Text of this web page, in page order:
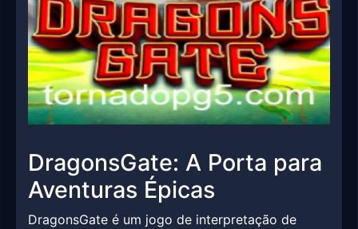
DragonsGate: A Porta para
Aventuras Épicas
DragonsGate é um jogo de interpretação de